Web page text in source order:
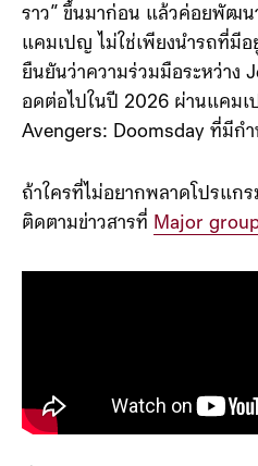
ราว” ขึ้นมาก่อน แล้วค่อยพัฒ
แคมเปญ ไม่ใช่เพียงนำรถที่มี
ยืนยันว่าความร่วมมือระหว่าง
อดต่อไปในปี 2026 ผ่านแคม
Avengers: Doomsday ที่มีก
ถ้าใครที่ไม่อยากพลาดโปรแก
ติดตามข่าวสารที่ Major